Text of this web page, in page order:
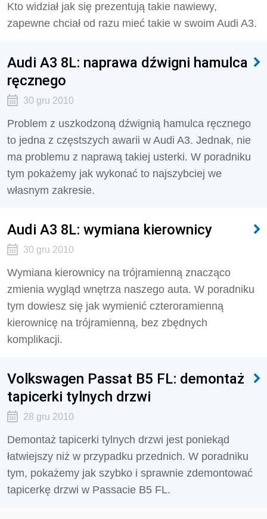
Kto widział jak się prezentują takie nawiewy,
zapewne chciał od razu mieć takie w swoim Audi A3.
Audi A3 8L: naprawa dźwigni hamulca
ręcznego
30 gru 2010
Problem z uszkodzoną dźwignią hamulca ręcznego
to jedna z częstszych awarii w Audi A3. Jednak, nie
ma problemu z naprawą takiej usterki. W poradniku
tym pokażemy jak wykonać to najszybciej we
własnym zakresie.
Audi A3 8L: wymiana kierownicy
30 gru 2010
Wymiana kierownicy na trójramienną znacząco
zmienia wygląd wnętrza naszego auta. W poradniku
tym dowiesz się jak wymienić czteroramienną
kierownicę na trójramienną, bez zbędnych
komplikacji.
Volkswagen Passat B5 FL: demontaż
tapicerki tylnych drzwi
28 gru 2010
Demontaż tapicerki tylnych drzwi jest poniekąd
łatwiejszy niż w przypadku przednich. W poradniku
tym, pokażemy jak szybko i sprawnie zdemontować
tapicerkę drzwi w Passacie B5 FL.